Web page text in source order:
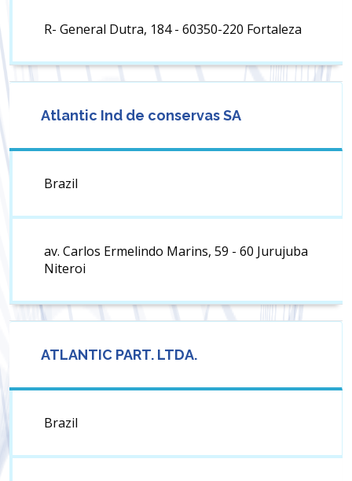
R- General Dutra, 184 - 60350-220 Fortaleza
Atlantic Ind de conservas SA
Brazil
av. Carlos Ermelindo Marins, 59 - 60 Jurujuba
Niteroi
ATLANTIC PART. LTDA.
Brazil